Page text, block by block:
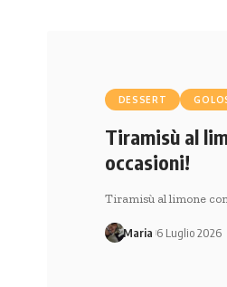
DESSERT
Tiramisù al
occasioni!
Tiramisù al limone
Maria 6 Luglio 2026